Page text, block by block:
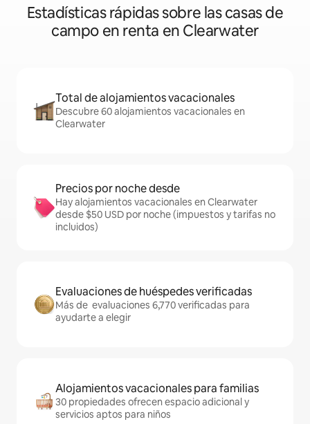
Estadísticas rápidas sobre las casas de
campo en renta en Clearwater
Total de alojamientos vacacionales
Descubre 60 alojamientos vacacionales en
Clearwater
Precios por noche desde
Hay alojamientos vacacionales en Clearwater
desde $50 USD por noche (impuestos y tarifas no
incluidos)
Evaluaciones de huéspedes verificadas
Más de evaluaciones 6,770 verificadas para
ayudarte a elegir
Alojamientos vacacionales para familias
30 propiedades ofrecen espacio adicional y
servicios aptos para niños